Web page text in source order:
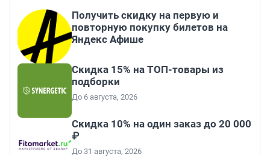
Получить скидку на первую и
повторную покупку билетов на
Яндекс Афише
Скидка 15% на ТОП-товары из
подборки
До 6 августа, 2026
Скидка 10% на один заказ до 20 000
₽
До 31 августа, 2026